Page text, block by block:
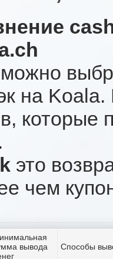
можно
на
которые
это
чем
вывода
Способы